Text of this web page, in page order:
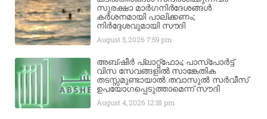
സുരക്ഷാ മാർഗനിർദേശങ്ങൾ
കർശനമായി പാലിക്കണം;
നിർദ്ദേശവുമായി സൗദി
August 5, 2026 7:59 pm
അബ്ഷീർ പ്ലാറ്റ്‌ഫോം; പാസ്‌പോർട്ട്
വിസ സേവങ്ങളിൽ സാങ്കേതിക
തടസ്സമുണ്ടായാൽ തവാസുൽ സർവീസ്
ഉപയോഗപ്പെടുത്താമെന്ന് സൗദി
August 4, 2026 12:18 pm